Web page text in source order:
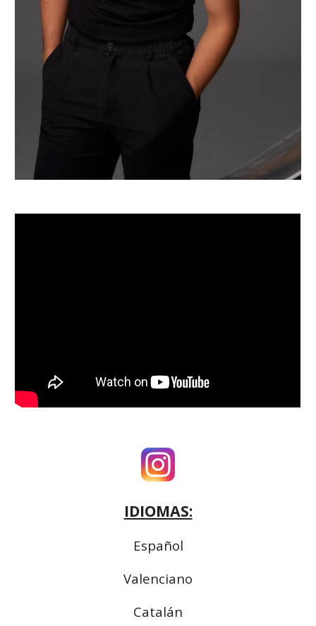
IDIOMAS:
Español
Valenciano
Catalán